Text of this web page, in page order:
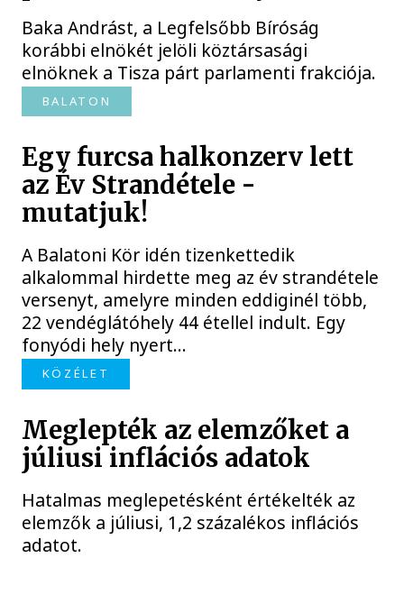
Baka Andrást, a Legfelsőbb Bíróság
korábbi elnökét jelöli köztársasági
elnöknek a Tisza párt parlamenti frakciója.
BALATON
Egy furcsa halkonzerv lett
az Év Strandétele -
mutatjuk!
A Balatoni Kör idén tizenkettedik
alkalommal hirdette meg az év strandétele
versenyt, amelyre minden eddiginél több,
22 vendéglátóhely 44 étellel indult. Egy
fonyódi hely nyert...
KÖZÉLET
Meglepték az elemzőket a
júliusi inflációs adatok
Hatalmas meglepetésként értékelték az
elemzők a júliusi, 1,2 százalékos inflációs
adatot.